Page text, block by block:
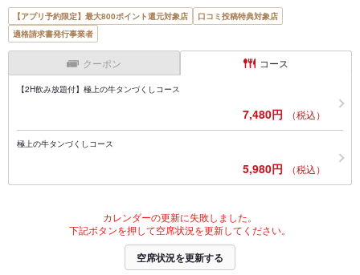
【アプリ予約限定】最大800ポイント還元対象店
口コミ投稿特典対象店
適格請求書発行事業者
クーポン コース
【2H飲み放題付】極上の牛タンづくしコース
7,480円 （税込）
極上の牛タンづくしコース
5,980円 （税込）
カレンダーの更新に失敗しました。
下記ボタンを押して空席状況を更新してください。
空席状況を更新する